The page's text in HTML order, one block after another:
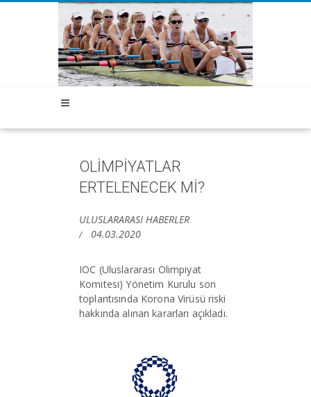
OLİMPİYATLAR
ERTELENECEK Mİ?
ULUSLARARASI HABERLER
04.03.2020
IOC (Uluslararası Olimpiyat
Komitesi) Yönetim Kurulu son
toplantısında Korona Virüsü riski
hakkında alınan kararları açıkladı.